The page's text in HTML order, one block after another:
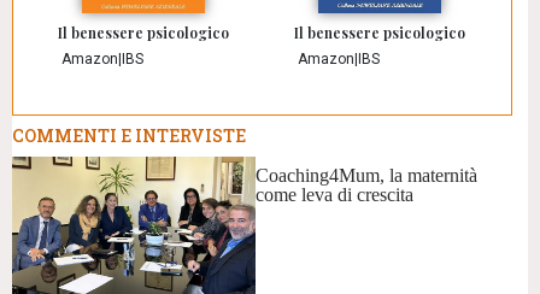
Il benessere psicologico
Amazon|IBS
Il benessere psicologico
Amazon|IBS
COMMENTI E INTERVISTE
Coaching4Mum, la maternità
come leva di crescita